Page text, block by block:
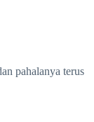
pahalanya terus